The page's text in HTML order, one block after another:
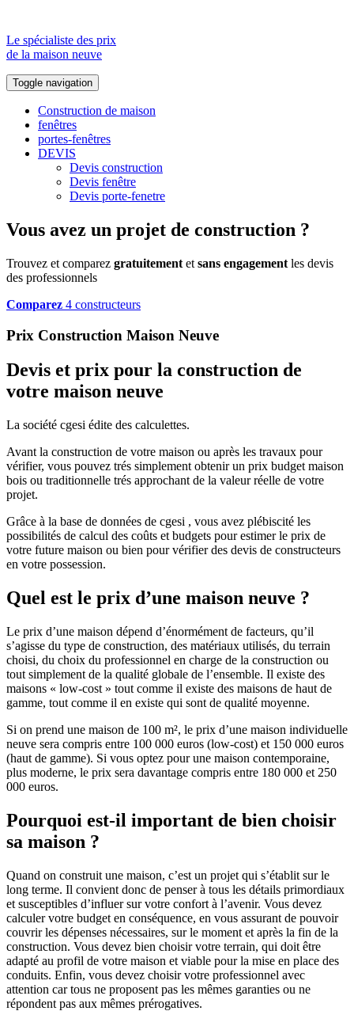
Le spécialiste des prix
de la maison neuve
Toggle navigation
Construction de maison
fenêtres
portes-fenêtres
DEVIS
Devis construction
Devis fenêtre
Devis porte-fenetre
Vous avez un projet de construction ?
Trouvez et comparez gratuitement et sans engagement les devis
des professionnels
Comparez 4 constructeurs
Prix Construction Maison Neuve
Devis et prix pour la construction de
votre maison neuve
La société cgesi édite des calculettes.
Avant la construction de votre maison ou après les travaux pour
vérifier, vous pouvez trés simplement obtenir un prix budget maison
bois ou traditionnelle trés approchant de la valeur réelle de votre
projet.
Grâce à la base de données de cgesi , vous avez plébiscité les
possibilités de calcul des coûts et budgets pour estimer le prix de
votre future maison ou bien pour vérifier des devis de constructeurs
en votre possession.
Quel est le prix d’une maison neuve ?
Le prix d’une maison dépend d’énormément de facteurs, qu’il
s’agisse du type de construction, des matériaux utilisés, du terrain
choisi, du choix du professionnel en charge de la construction ou
tout simplement de la qualité globale de l’ensemble. Il existe des
maisons « low-cost » tout comme il existe des maisons de haut de
gamme, tout comme il en existe qui sont de qualité moyenne.
Si on prend une maison de 100 m², le prix d’une maison individuelle
neuve sera compris entre 100 000 euros (low-cost) et 150 000 euros
(haut de gamme). Si vous optez pour une maison contemporaine,
plus moderne, le prix sera davantage compris entre 180 000 et 250
000 euros.
Pourquoi est-il important de bien choisir
sa maison ?
Quand on construit une maison, c’est un projet qui s’établit sur le
long terme. Il convient donc de penser à tous les détails primordiaux
et susceptibles d’influer sur votre confort à l’avenir. Vous devez
calculer votre budget en conséquence, en vous assurant de pouvoir
couvrir les dépenses nécessaires, sur le moment et après la fin de la
construction. Vous devez bien choisir votre terrain, qui doit être
adapté au profil de votre maison et viable pour la mise en place des
conduits. Enfin, vous devez choisir votre professionnel avec
attention car tous ne proposent pas les mêmes garanties ou ne
répondent pas aux mêmes prérogatives.